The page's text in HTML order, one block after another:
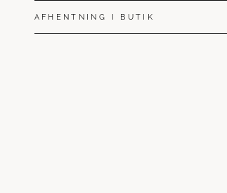
AFHENTNING I BUTIK